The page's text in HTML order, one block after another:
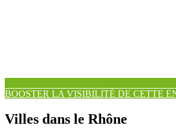
BOOSTER LA VISIBILITÉ DE CETTE
Villes dans le Rhône